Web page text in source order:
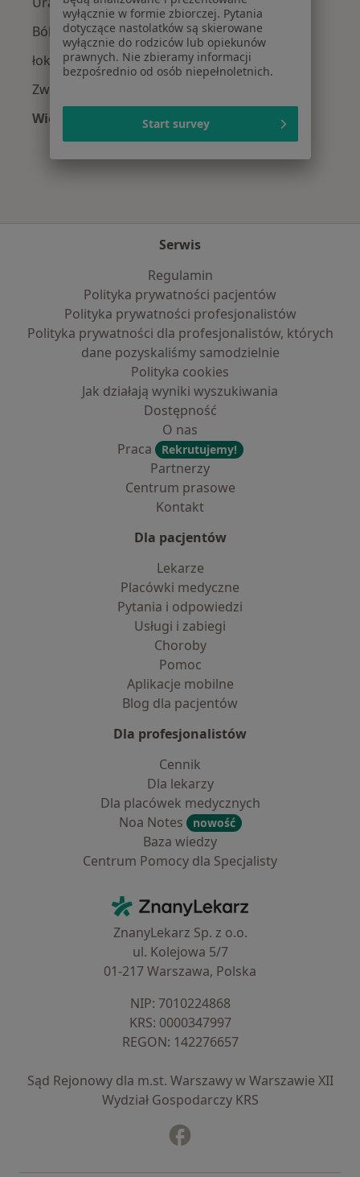
Ból barku w Warszawie
łokieć tenisisty w Warszawie
Zwyrodnienie stawów w Warszawie
Więcej (15)
Więcej w kategorii: Najczęście leczone
Serwis
Regulamin
Polityka prywatności pacjentów
Polityka prywatności profesjonalistów
Polityka prywatności dla profesjonalistów, których
dane pozyskaliśmy samodzielnie
Polityka cookies
Jak działają wyniki wyszukiwania
Dostępność
O nas
Praca
Rekrutujemy!
Partnerzy
Centrum prasowe
Kontakt
Dla pacjentów
Lekarze
Placówki medyczne
Pytania i odpowiedzi
Usługi i zabiegi
Choroby
Pomoc
Aplikacje mobilne
Blog dla pacjentów
Dla profesjonalistów
Cennik
Dla lekarzy
Dla placówek medycznych
Noa Notes
nowość
Baza wiedzy
Centrum Pomocy dla Specjalisty
ZnanyLekarz - Strona główna
ZnanyLekarz Sp. z o.o.
ul. Kolejowa 5/7
01-217 Warszawa, Polska
NIP: ⁠7010224868
KRS: ⁠0000347997
REGON: ⁠142276657
Sąd Rejonowy dla m.st. Warszawy w Warszawie XII
Wydział Gospodarczy KRS
wyłącznie w formie zbiorczej. Pytania
dotyczące nastolatków są skierowane
wyłącznie do rodziców lub opiekunów
prawnych. Nie zbieramy informacji
bezpośrednio od osób niepełnoletnich.
Start survey